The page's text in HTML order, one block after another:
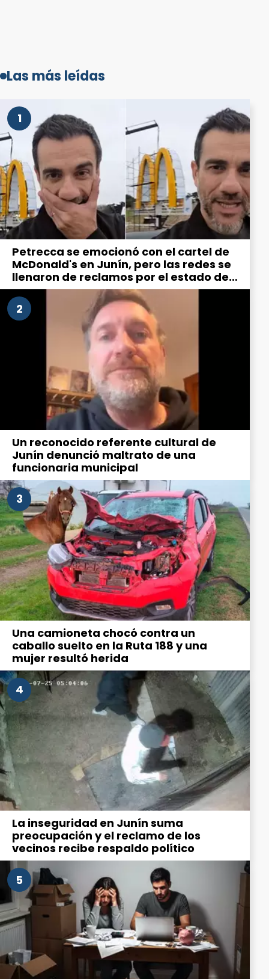
Las más leídas
1
Petrecca se emocionó con el cartel de
McDonald's en Junín, pero las redes se
llenaron de reclamos por el estado de
la ciudad
2
Un reconocido referente cultural de
Junín denunció maltrato de una
funcionaria municipal
3
Una camioneta chocó contra un
caballo suelto en la Ruta 188 y una
mujer resultó herida
4
La inseguridad en Junín suma
preocupación y el reclamo de los
vecinos recibe respaldo político
5